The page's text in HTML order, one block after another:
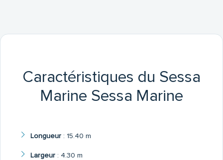
Caractéristiques du Sessa
Marine Sessa Marine
Longueur: 15.40 m
Largeur: 4.30 m